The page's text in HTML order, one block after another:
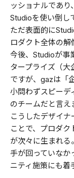
ッショナルであ
Studioを使い倒し
ただ表面的に
ロダクト全体の解
今後、Studioが事
タープライズ（大
ですが、gazは「
小問わずスピーデ
のチームだと言え
こうしたデザイ
ことで、プロダ
が次々に生まれる
手が回っていなか
ニティ施策にも着